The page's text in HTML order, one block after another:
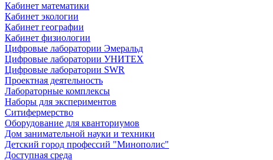
Кабинет математики
Кабинет экологии
Кабинет географии
Кабинет физиологии
Цифровые лаборатории Эмеральд
Цифровые лаборатории УНИТЕХ
Цифровые лаборатории SWR
Проектная деятельность
Лабораторные комплексы
Наборы для экспериментов
Ситифермерство
Оборудование для кванториумов
Дом занимательной науки и техники
Детский город профессий "Минополис"
Доступная среда